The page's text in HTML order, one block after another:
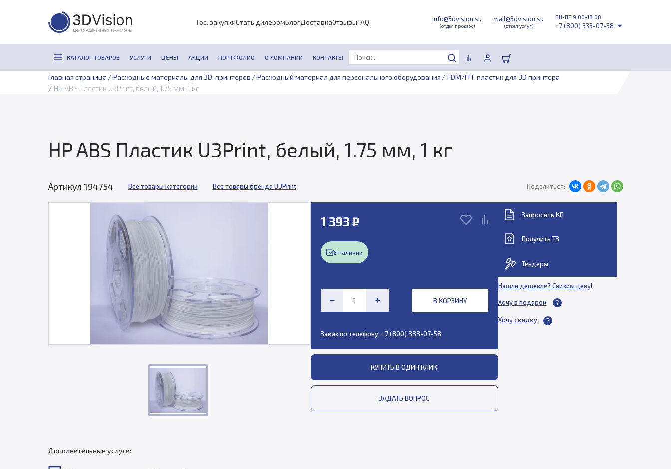
Гос. закупкиСтать дилеромБлогДоставкаОтзывыFAQ info@3dvision.su
(отдел продаж)
mail@3dvision.su
(отдел услуг)
ПН-ПТ 9:00-18:00
+7 (800) 333-07-58
КАТАЛОГ ТОВАРОВ УСЛУГИ ЦЕНЫ АКЦИИ ПОРТФОЛИО О КОМПАНИИ КОНТАКТЫ
Главная страница / Расходные материалы для 3D-принтеров / Расходный материал для персонального оборудования / FDM/FFF пластик для 3D принтера
/ HP ABS Пластик U3Print, белый, 1.75 мм, 1 кг
HP ABS Пластик U3Print, белый, 1.75 мм, 1 кг
Артикул 194754 Все товары категории Все товары бренда U3Print Поделиться:
1 393 ₽
В наличии
В КОРЗИНУ
Заказ по телефону: +7 (800) 333-07-58
КУПИТЬ В ОДИН КЛИК
ЗАДАТЬ ВОПРОС
Запросить КП
Получить ТЗ
Тендеры
Нашли дешевле? Снизим цену!
Хочу в подарок
Хочу скидку
Дополнительные услуги: